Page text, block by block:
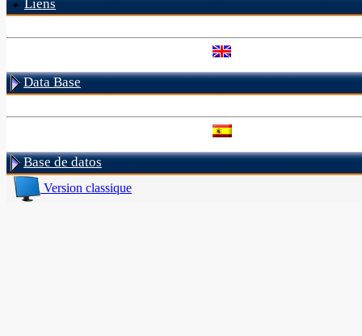
Liens
Data Base
Base de datos
Version classique